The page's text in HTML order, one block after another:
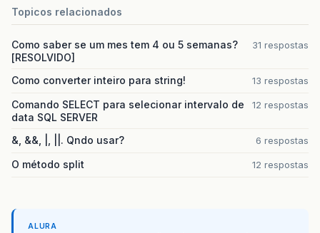
Topicos relacionados
Como saber se um mes tem 4 ou 5 semanas?
[RESOLVIDO]
31 respostas
Como converter inteiro para string! 13 respostas
Comando SELECT para selecionar intervalo de
data SQL SERVER
12 respostas
&, &&, |, ||. Qndo usar? 6 respostas
O método split 12 respostas
ALURA